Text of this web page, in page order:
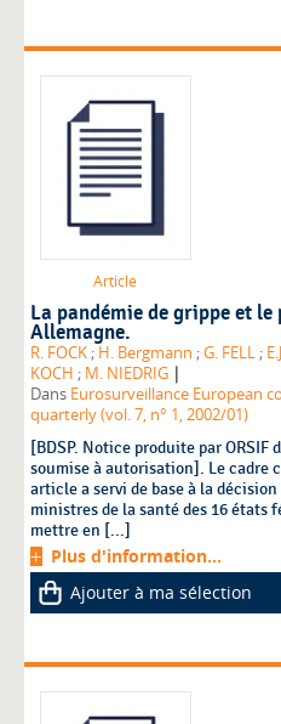
Article
La pandémie de grippe et
Allemagne.
R. FOCK ; H. Bergmann ;G. FELL ;
KOCH ; M. NIEDRIG |
Dans Eurosurveillance European
quarterly (vol. 7, n° 1, 2002/01)
[BDSP. Notice produite par ORSIF
soumise à autorisation]. Le cadre
article a servi de base à la
ministres de la santé des 16 états
mettre en [...]
Plus d'information...
Ajouter à ma sélection